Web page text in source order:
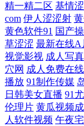
禖 男女性做爱网站
一区二 激情自拍第
一区二区无码 豆花
看 国产成人国产精
精一精二区 基情
com 伊人涩涩射
黄色软件91 国产
草涩涩 最新在线A
视觉影视 成人写
穴网 成人免费在线
播放 91制作传媒
日韩美女直播 91
伦理片 黄瓜视频成
人软件视频 午夜